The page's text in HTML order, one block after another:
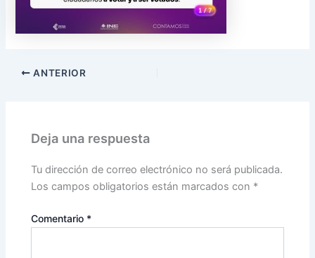
ANTERIOR
Deja una respuesta
Tu dirección de correo electrónico no será publicada.
Los campos obligatorios están marcados con *
Comentario *